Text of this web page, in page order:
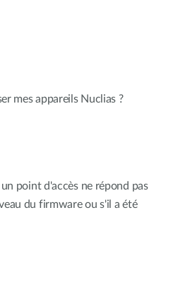
mes appareils Nuclias ?
point d'accès ne répond pas
du firmware ou s'il a été